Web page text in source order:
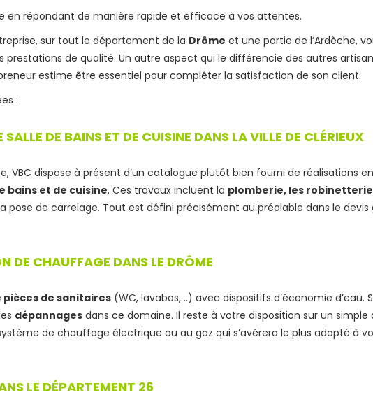
en répondant de manière rapide et efficace à vos attentes.
sur tout le département de la Drôme et une partie de l’Ardèche,
prestations de qualité. Un autre aspect qui le différencie des autres
estime être essentiel pour compléter la satisfaction de son client.
:
DE BAINS ET DE CUISINE DANS LA VILLE DE CLÉRIEUX
VBC dispose à présent d’un catalogue plutôt bien fourni de réalisations en
bains et de cuisine. Ces travaux incluent la plomberie, les
pose de carrelage. Tout est défini précisément au préalable dans le devis
DE CHAUFFAGE DANS LE DRÔME
de sanitaires (WC, lavabos, ..) avec dispositifs d’économie d’eau.
dépannages dans ce domaine. Il reste à votre disposition sur un simple
de chauffage électrique ou au gaz qui s’avérera le plus adapté à
LE DÉPARTEMENT 26